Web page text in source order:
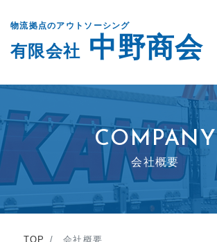
物流拠点のアウトソーシング
有限会社 中野商会
COMPANY
会社概要
TOP 会社概要